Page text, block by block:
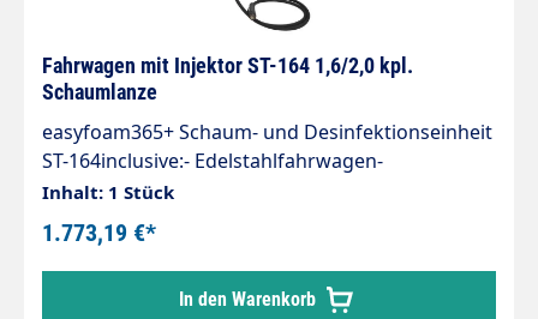
Fahrwagen mit Injektor ST-164 1,6/2,0 kpl.
Schaumlanze
easyfoam365+ Schaum- und Desinfektionseinheit
ST-164inclusive:- Edelstahlfahrwagen-
Schaumlanze ST-72.1- Zulaufschlauch 3 Meter-
Chemiansaugschläuche 1,5 MeterEingang:
M22x1,5 IGAusgang: M22x1,5 AGMax. 350 bar /
100°CRegulierung der Chemiedosierung erfolgt
durch 2 DosiereinsätzeFahrwagen:- für Schaum-
Inhalt: 1 Stück
1.773,19 €*
In den Warenkorb